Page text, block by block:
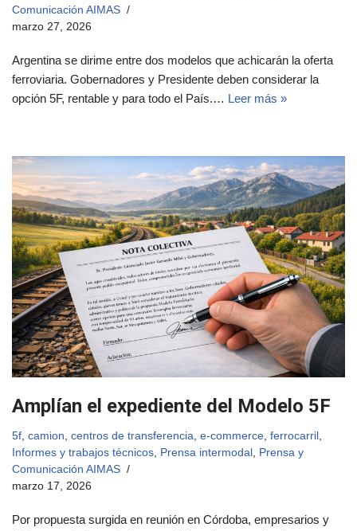
Comunicación AIMAS
marzo 27, 2026
Argentina se dirime entre dos modelos que achicarán la oferta
ferroviaria. Gobernadores y Presidente deben considerar la
opción 5F, rentable y para todo el País.… Leer más »
Amplían el expediente del Modelo 5F
5f, camion, centros de transferencia, e-commerce, ferrocarril ,
Informes y trabajos técnicos, Prensa intermodal , Prensa y
Comunicación AIMAS
marzo 17, 2026
Por propuesta surgida en reunión en Córdoba, empresarios y